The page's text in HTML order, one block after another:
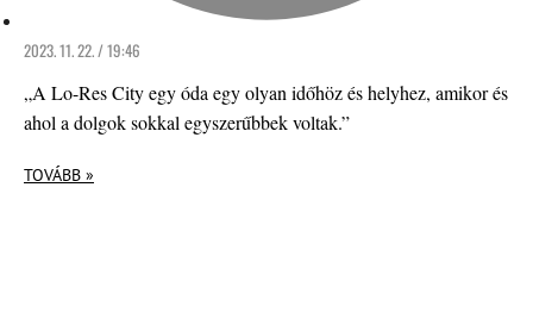
2023. 11. 22. / 19:46
„A Lo-Res City egy óda egy olyan időhöz és helyhez, amikor és
ahol a dolgok sokkal egyszerűbbek voltak.”
TOVÁBB »